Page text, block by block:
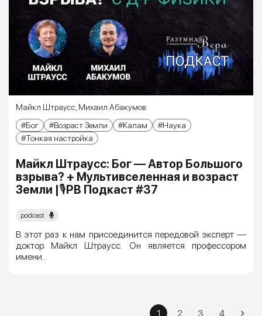
Майкл Штраусс,Михаил Абакумов
Бог
Возраст Земли Калам
Наука
Тонкая настройка
Майкл Штраусс: Бог — Автор Большого
взрыва? + Мультивселенная и возраст
Земли |🎙РВ Подкаст #37
podcast
В этот раз к нам присоединится передовой эксперт —
доктор Майкл Штраусс. Он является профессором
имени...
1 2 3 4